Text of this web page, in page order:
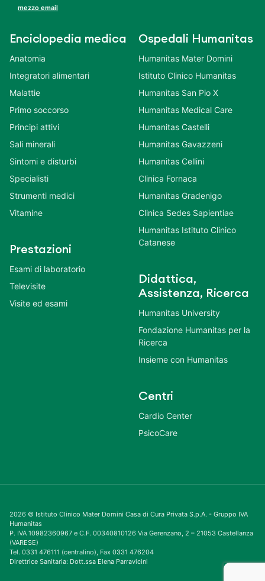
mezzo email
Enciclopedia medica
Anatomia
Integratori alimentari
Malattie
Primo soccorso
Principi attivi
Sali minerali
Sintomi e disturbi
Specialisti
Strumenti medici
Vitamine
Prestazioni
Esami di laboratorio
Televisite
Visite ed esami
Ospedali Humanitas
Humanitas Mater Domini
Istituto Clinico Humanitas
Humanitas San Pio X
Humanitas Medical Care
Humanitas Castelli
Humanitas Gavazzeni
Humanitas Cellini
Clinica Fornaca
Humanitas Gradenigo
Clinica Sedes Sapientiae
Humanitas Istituto Clinico
Catanese
Didattica,
Assistenza, Ricerca
Humanitas University
Fondazione Humanitas per la
Ricerca
Insieme con Humanitas
Centri
Cardio Center
PsicoCare
2026 © Istituto Clinico Mater Domini Casa di Cura Privata S.p.A. - Gruppo IVA
Humanitas
P. IVA 10982360967 e C.F. 00340810126 Via Gerenzano, 2 – 21053 Castellanza
(VARESE)
Tel. 0331 476111 (centralino), Fax 0331 476204
Direttrice Sanitaria: Dott.ssa Elena Parravicini